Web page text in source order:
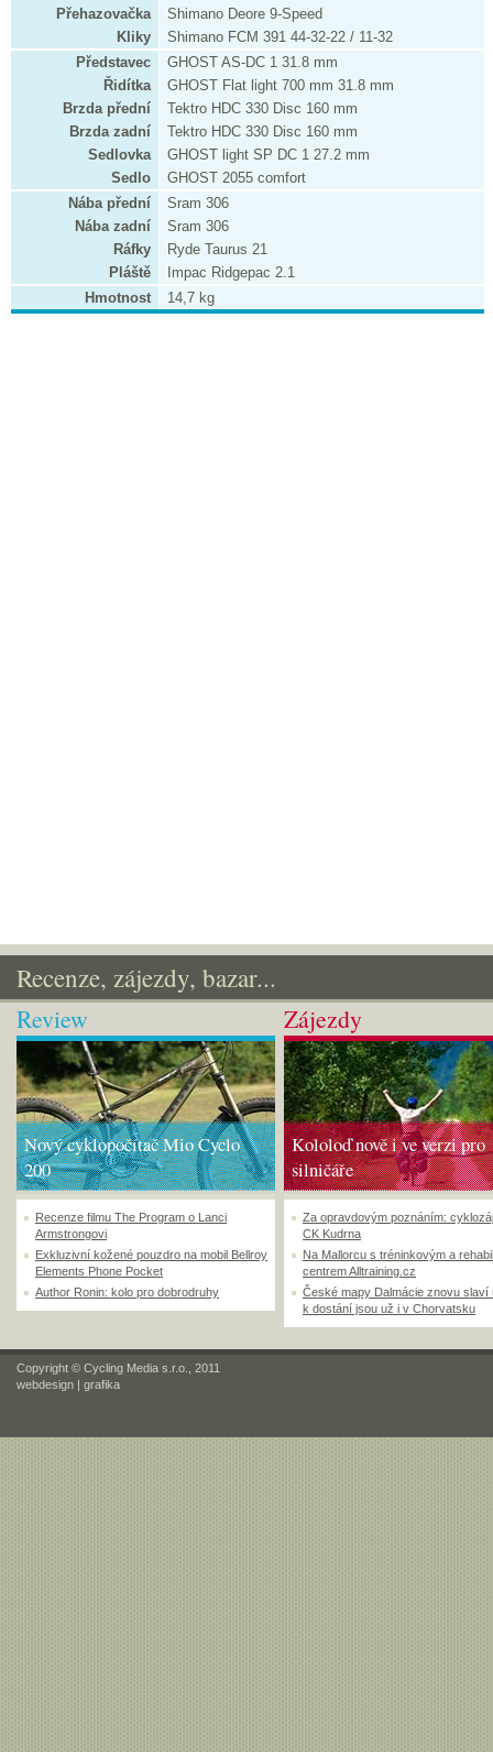
Přehazovačka
Shimano Deore 9-Speed
Kliky
Shimano FCM 391 44-32-22 / 11-32
Představec
GHOST AS-DC 1 31.8 mm
Řidítka
GHOST Flat light 700 mm 31.8 mm
Brzda přední
Tektro HDC 330 Disc 160 mm
Brzda zadní
Tektro HDC 330 Disc 160 mm
Sedlovka
GHOST light SP DC 1 27.2 mm
Sedlo
GHOST 2055 comfort
Nába přední
Sram 306
Nába zadní
Sram 306
Ráfky
Ryde Taurus 21
Pláště
Impac Ridgepac 2.1
Hmotnost
14,7 kg
Recenze, zájezdy, bazar...
Review
Nový cyklopočítač Mio Cyclo
200
Recenze filmu The Program o Lanci
Armstrongovi
Exkluzivní kožené pouzdro na mobil Bellroy
Elements Phone Pocket
Author Ronin: kolo pro dobrodruhy
Zájezdy
Kololoď nově i ve verzi pro
silničáře
Za opravdovým poznáním:
CK Kudrna
Na Mallorcu s tréninkovým a
centrem Alltraining.cz
České mapy Dalmácie znovu slaví
k dostání jsou už i v Chorvatsku
Copyright © Cycling Media s.r.o., 2011
webdesign | grafika